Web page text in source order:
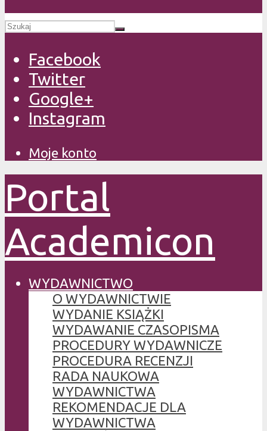
Facebook
Twitter
Google+
Instagram
Moje konto
Portal
Academicon
WYDAWNICTWO
O WYDAWNICTWIE
WYDANIE KSIĄŻKI
WYDAWANIE CZASOPISMA
PROCEDURY WYDAWNICZE
PROCEDURA RECENZJI
RADA NAUKOWA
WYDAWNICTWA
REKOMENDACJE DLA
WYDAWNICTWA